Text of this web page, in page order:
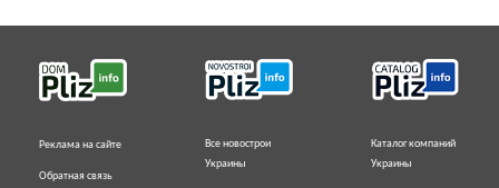
Реклама на сайте
Обратная связь
Все новострои
Украины
Каталог компаний
Украины